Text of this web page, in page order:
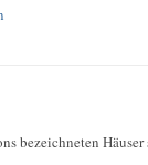
bezeichneten